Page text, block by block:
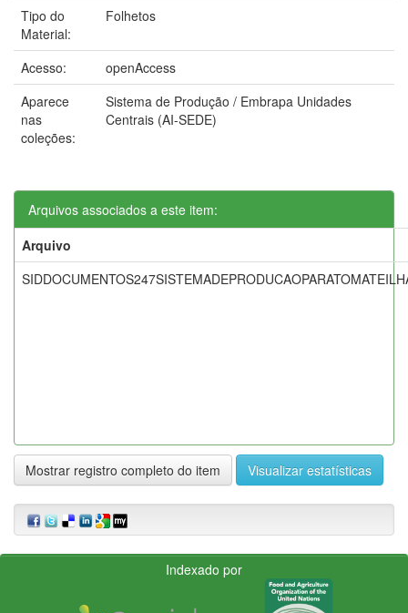
Tipo do
Material:
Folhetos
Acesso:
openAccess
Aparece
nas
coleções:
Sistema de Produção / Embrapa Unidades
Centrais (AI-SEDE)
Arquivos associados a este item:
Arquivo
Mostrar registro completo do item Visualizar estatísticas
Indexado por